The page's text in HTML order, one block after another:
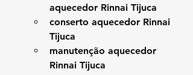
aquecedor Rinnai Tijuca
conserto aquecedor Rinnai
Tijuca
manutenção aquecedor
Rinnai Tijuca